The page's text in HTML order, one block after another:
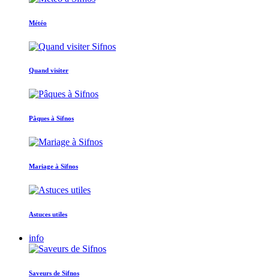
Météo
Quand visiter
Pâques à Sifnos
Mariage à Sifnos
Astuces utiles
info
Saveurs de Sifnos